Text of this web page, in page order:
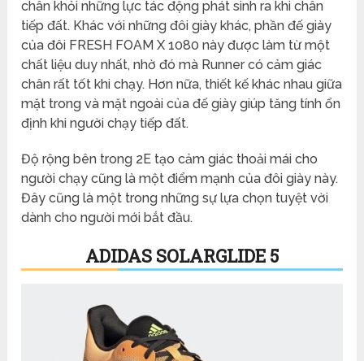
chân khỏi những lực tác động phát sinh ra khi chân
tiếp đất. Khác với những đôi giày khác, phần đế giày
của đôi FRESH FOAM X 1080 này được làm từ một
chất liệu duy nhất, nhờ đó mà Runner có cảm giác
chân rất tốt khi chạy. Hơn nữa, thiết kế khác nhau giữa
mặt trong và mặt ngoài của đế giày giúp tăng tính ổn
định khi người chạy tiếp đất.
Độ rộng bên trong 2E tạo cảm giác thoải mái cho
người chạy cũng là một điểm mạnh của đôi giày này.
Đây cũng là một trong những sự lựa chọn tuyệt vời
dành cho người mới bắt đầu.
ADIDAS SOLARGLIDE 5